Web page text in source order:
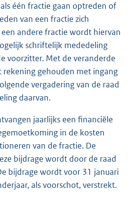
één fractie gaan optreden of
van een fractie zich
andere fractie wordt hiervan
schriftelijk mededeling
voorzitter. Met de veranderde
gehouden met ingang
vergadering van de raad
daarvan.
jaarlijks een financiële
in de kosten
van de fractie. De
bijdrage wordt door de raad
bijdrage wordt voor 31 januari
als voorschot, verstrekt.